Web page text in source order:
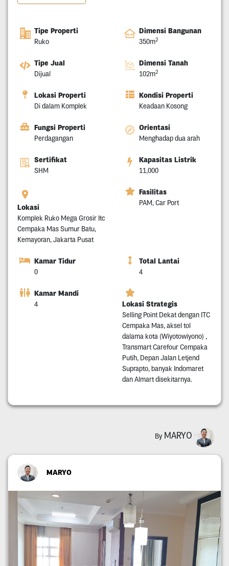
Tipe Properti
Ruko
Dimensi Bangunan
350m2
Tipe Jual
Dijual
Dimensi Tanah
102m2
Lokasi Properti
Di dalam Komplek
Kondisi Properti
Keadaan Kosong
Fungsi Properti
Perdagangan
Orientasi
Menghadap dua arah
Sertifikat
SHM
Kapasitas Listrik
11,000
Lokasi
Komplek Ruko Mega Grosir Itc
Cempaka Mas Sumur Batu,
Kemayoran, Jakarta Pusat
Fasilitas
PAM, Car Port
Kamar Tidur
0
Total Lantai
4
Kamar Mandi
4 Lokasi Strategis
Selling Point Dekat dengan ITC
Cempaka Mas, aksel tol
dalama kota (Wiyotowiyono) ,
Transmart Carefour Cempaka
Putih, Depan Jalan Letjend
Suprapto, banyak Indomaret
dan Almart disekitarnya.
By MARYO
MARYO